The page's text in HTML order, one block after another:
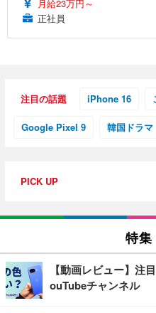
月給23万円～
正社員
注目の話題 iPhone 16
Google Pixel 9 韓国ドラマ
PICK UP
特集
【動画レビュー】注
ouTubeチャンネル